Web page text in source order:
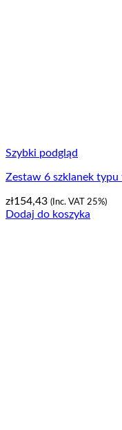
Szybki podgląd
Zestaw 6 szklanek typu
zł154,43 (Inc. VAT 25%)
Dodaj do koszyka